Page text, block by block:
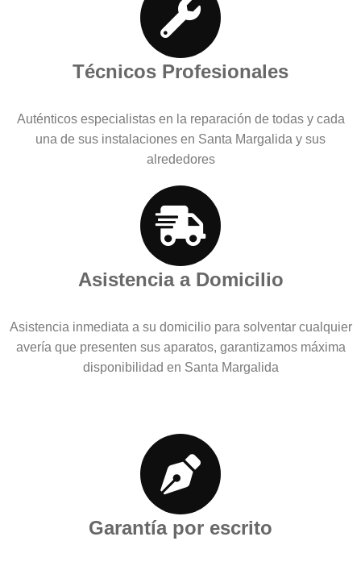
Técnicos Profesionales
Auténticos especialistas en la reparación de todas y cada
una de sus instalaciones en Santa Margalida y sus
alrededores
Asistencia a Domicilio
Asistencia inmediata a su domicilio para solventar cualquier
avería que presenten sus aparatos, garantizamos máxima
disponibilidad en Santa Margalida
Garantía por escrito